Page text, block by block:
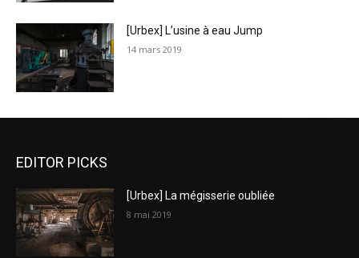
[Urbex] L’usine à eau Jump
14 mars 2019
EDITOR PICKS
[Urbex] La mégisserie oubliée
8 mai 2019